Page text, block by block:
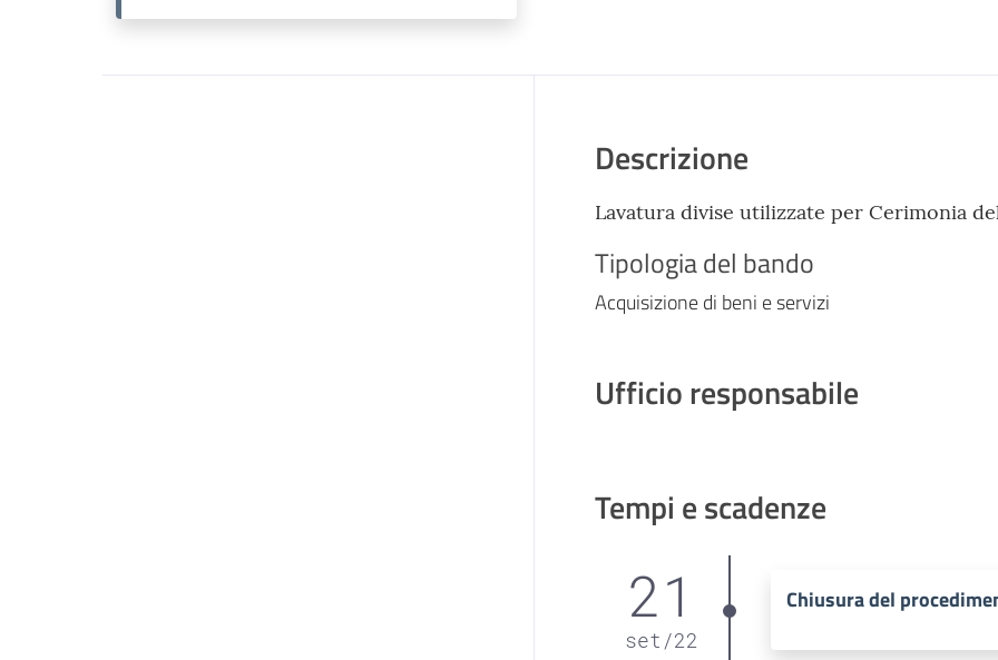
Descrizione
Lavatura divise utilizzate per Cerimonia
Tipologia del bando
Acquisizione di beni e servizi
Ufficio responsabile
Tempi e scadenze
21
set /22
Chiusura del